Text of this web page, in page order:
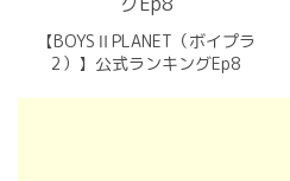
【BOYSⅡPLANET（ボイプラ
2）】公式ランキングEp8